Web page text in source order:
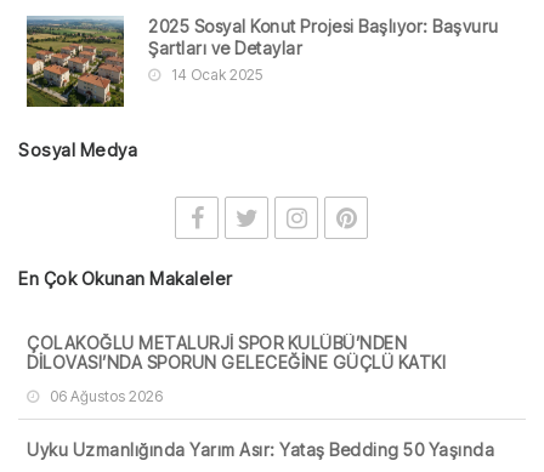
2025 Sosyal Konut Projesi Başlıyor: Başvuru
Şartları ve Detaylar
14 Ocak 2025
Sosyal Medya
En Çok Okunan Makaleler
ÇOLAKOĞLU METALURJİ SPOR KULÜBÜ’NDEN
DİLOVASI’NDA SPORUN GELECEĞİNE GÜÇLÜ KATKI
06 Ağustos 2026
Uyku Uzmanlığında Yarım Asır: Yataş Bedding 50 Yaşında